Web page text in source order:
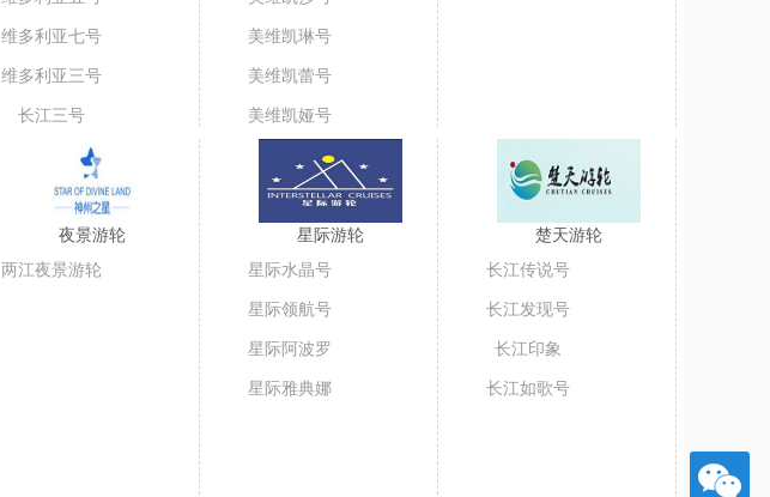
维多利亚七号
维多利亚三号
长江三号
美维凯琳号
美维凯蕾号
美维凯娅号
夜景游轮
两江夜景游轮
星际游轮
星际水晶号
星际领航号
星际阿波罗
星际雅典娜
楚天游轮
长江传说号
长江发现号
长江印象
长江如歌号